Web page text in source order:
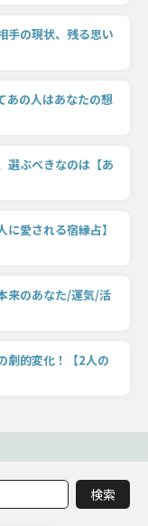
手の現状、残る思い
の人はあなたの想
ぶべきなのは【あ
愛される宿縁占】
来のあなた/運気/活
劇的変化！【2人の